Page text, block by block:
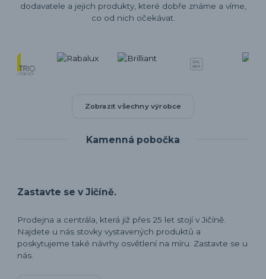
dodavatele a jejich produkty, které dobře známe a víme,
co od nich očekávat.
Zobrazit všechny výrobce
Kamenná pobočka
Zastavte se v Jičíně.
Prodejna a centrála, která již přes 25 let stojí v Jičíně.
Najdete u nás stovky vystavených produktů a
poskytujeme také návrhy osvětlení na míru. Zastavte se u
nás.